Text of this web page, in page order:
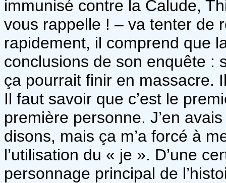
immunisé contre la Calude,
vous rappelle ! – va tenter de
rapidement, il comprend que
conclusions de son enquête :
ça pourrait finir en massacre.
Il faut savoir que c’est le
première personne. J’en
disons, mais ça m’a forcé à
l’utilisation du « je ». D’une
personnage principal de